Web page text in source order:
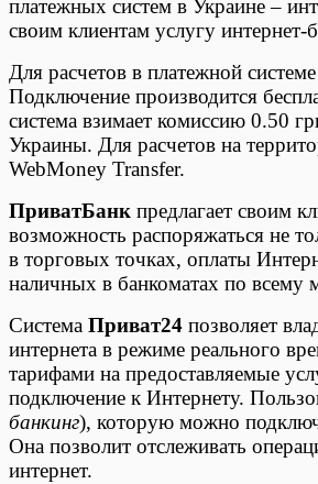
платежных систем в Украине –
своим клиентам услугу интернет-
Для расчетов в платежной
Подключение производится
система взимает комиссию 0.50
Украины. Для расчетов на
WebMoney Transfer.
ПриватБанк предлагает своим
возможность распоряжаться не
в торговых точках, оплаты
наличных в банкоматах по всему
Система Приват24 позволяет
интернета в режиме реального
тарифами на предоставляемые
подключение к Интернету.
банкинг), которую можно
Она позволит отслеживать
интернет.